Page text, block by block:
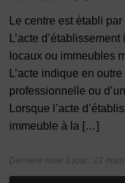
Le centre est établi
L’acte
locaux ou immeubles
L’acte indique en
professionnelle ou
Lorsque l’acte
immeuble à la […]
Dernière mise à jour : 22